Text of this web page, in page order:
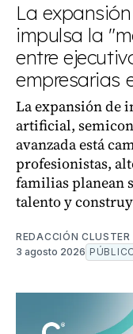
La
impulsa la
entre
empresarias
La expansión de
artificial,
avanzada está
profesionistas,
familias planean
talento y
REDACCIÓN CLUSTER
3 agosto 2026